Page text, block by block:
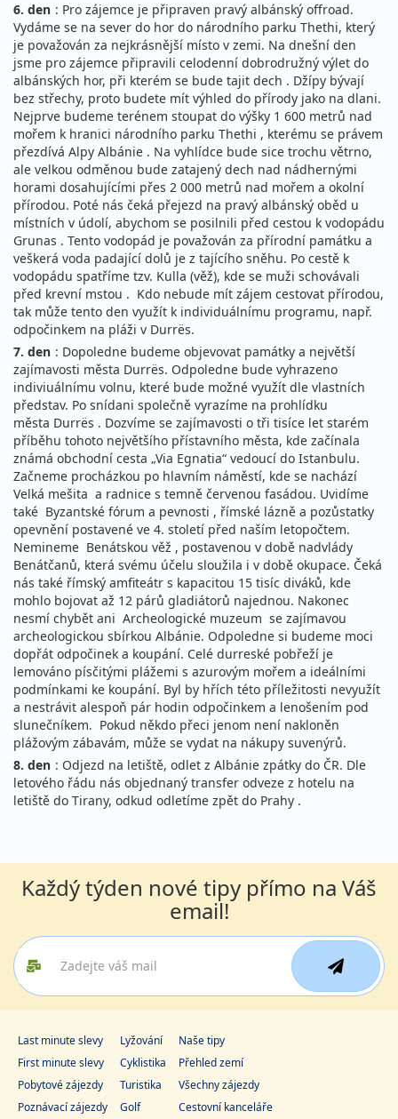
6. den : Pro zájemce je připraven pravý albánský offroad.
Vydáme se na sever do hor do národního parku Thethi, který
je považován za nejkrásnější místo v zemi. Na dnešní den
jsme pro zájemce připravili celodenní dobrodružný výlet do
albánských hor, při kterém se bude tajit dech . Džípy bývají
bez střechy, proto budete mít výhled do přírody jako na dlani.
Nejprve budeme terénem stoupat do výšky 1 600 metrů nad
mořem k hranici národního parku Thethi , kterému se právem
přezdívá Alpy Albánie . Na vyhlídce bude sice trochu větrno,
ale velkou odměnou bude zatajený dech nad nádhernými
horami dosahujícími přes 2 000 metrů nad mořem a okolní
přírodou. Poté nás čeká přejezd na pravý albánský oběd u
místních v údolí, abychom se posilnili před cestou k vodopádu
Grunas . Tento vodopád je považován za přírodní památku a
veškerá voda padající dolů je z tajícího sněhu. Po cestě k
vodopádu spatříme tzv. Kulla (věž), kde se muži schovávali
před krevní mstou . Kdo nebude mít zájem cestovat přírodou,
tak může tento den využít k individuálnímu programu, např.
odpočinkem na pláži v Durrës.
7. den : Dopoledne budeme objevovat památky a největší
zajímavosti města Durrës. Odpoledne bude vyhrazeno
indiviuálnímu volnu, které bude možné využít dle vlastních
představ. Po snídani společně vyrazíme na prohlídku
města Durrës . Dozvíme se zajímavosti o tři tisíce let starém
příběhu tohoto největšího přístavního města, kde začínala
známá obchodní cesta „Via Egnatia“ vedoucí do Istanbulu.
Začneme procházkou po hlavním náměstí, kde se nachází
Velká mešita a radnice s temně červenou fasádou. Uvidíme
také Byzantské fórum a pevnosti , římské lázně a pozůstatky
opevnění postavené ve 4. století před naším letopočtem.
Nemineme Benátskou věž , postavenou v době nadvlády
Benátčanů, která svému účelu sloužila i v době okupace. Čeká
nás také římský amfiteátr s kapacitou 15 tisíc diváků, kde
mohlo bojovat až 12 párů gladiátorů najednou. Nakonec
nesmí chybět ani Archeologické muzeum se zajímavou
archeologickou sbírkou Albánie. Odpoledne si budeme moci
dopřát odpočinek a koupání. Celé durreské pobřeží je
lemováno písčitými plážemi s azurovým mořem a ideálními
podmínkami ke koupání. Byl by hřích této příležitosti nevyužít
a nestrávit alespoň pár hodin odpočinkem a lenošením pod
slunečníkem. Pokud někdo přeci jenom není nakloněn
plážovým zábavám, může se vydat na nákupy suvenýrů.
8. den : Odjezd na letiště, odlet z Albánie zpátky do ČR. Dle
letového řádu nás objednaný transfer odveze z hotelu na
letiště do Tirany, odkud odletíme zpět do Prahy .
Každý týden nové tipy přímo na Váš
email!
Last minute slevy
First minute slevy
Pobytové zájezdy
Poznávací zájezdy
Lyžování
Cyklistika
Turistika
Golf
Naše tipy
Přehled zemí
Všechny zájezdy
Cestovní kanceláře